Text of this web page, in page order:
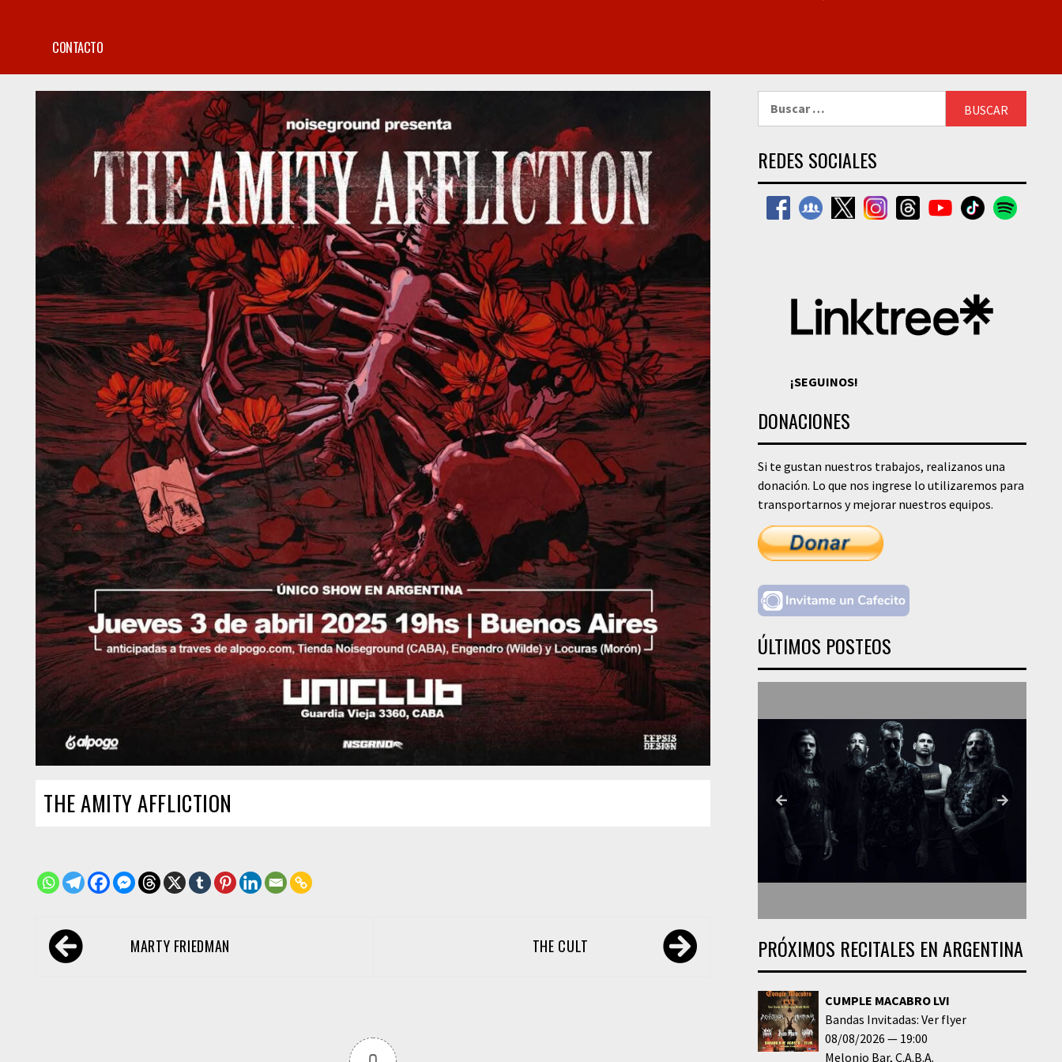
CONTACTO
THE AMITY AFFLICTION
Navegación
de MARTY FRIEDMAN THE CULT
REDES SOCIALES
¡SEGUINOS!
DONACIONES
Si te gustan nuestros trabajos, realizanos una
donación. Lo que nos ingrese lo utilizaremos para
transportarnos y mejorar nuestros equipos.
ÚLTIMOS POSTEOS
PRÓXIMOS RECITALES EN ARGENTINA
CUMPLE MACABRO LVI
Bandas Invitadas: Ver flyer
08/08/2026
19:00
Melonio Bar C.A.B.A.